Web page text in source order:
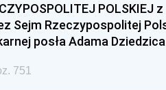
POLSKIEJ
Sejm Rzeczypospolitej
posła Adama Dziedzica
751